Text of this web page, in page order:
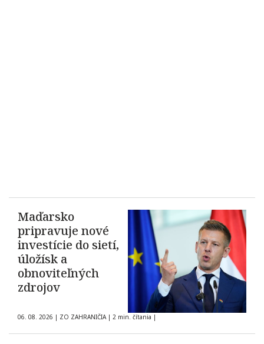
Maďarsko
pripravuje nové
investície do sietí,
úložísk a
obnoviteľných
zdrojov
06. 08. 2026 | ZO ZAHRANIČIA | 2 min. čítania |